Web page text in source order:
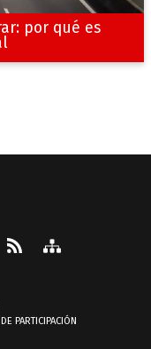
por qué es
PARTICIPACIÓN